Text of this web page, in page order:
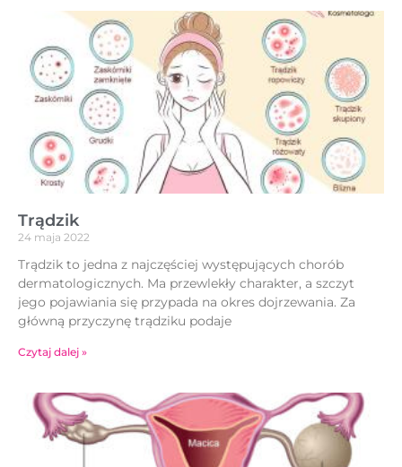
Trądzik
24 maja 2022
Trądzik to jedna z najczęściej występujących chorób
dermatologicznych. Ma przewlekły charakter, a szczyt
jego pojawiania się przypada na okres dojrzewania. Za
główną przyczynę trądziku podaje
Czytaj dalej »